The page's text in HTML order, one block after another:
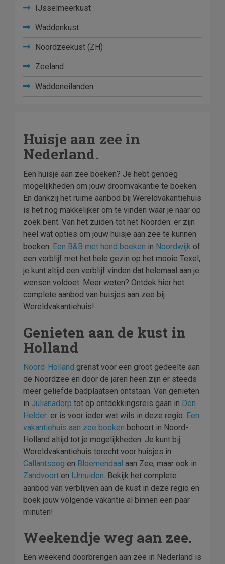
IJsselmeerkust
Waddenkust
Noordzeekust (ZH)
Zeeland
Waddeneilanden
Huisje aan zee in
Nederland.
Een huisje aan zee boeken? Je hebt genoeg
mogelijkheden om jouw droomvakantie te boeken.
En dankzij het ruime aanbod bij Wereldvakantiehuis
is het nog makkelijker om te vinden waar je naar op
zoek bent. Van het zuiden tot het Noorden: er zijn
heel wat opties om jouw huisje aan zee te kunnen
boeken. Een B&B met hond boeken in Noordwijk of
een verblijf met het hele gezin op het mooie Texel,
je kunt altijd een verblijf vinden dat helemaal aan je
wensen voldoet. Meer weten? Ontdek hier het
complete aanbod van huisjes aan zee bij
Wereldvakantiehuis!
Genieten aan de kust in
Holland
Noord-Holland grenst voor een groot gedeelte aan
de Noordzee en door de jaren heen zijn er steeds
meer geliefde badplaatsen ontstaan. Van genieten
in Julianadorp tot op ontdekkingsreis gaan in Den
Helder: er is voor ieder wat wils in deze regio. Een
vakantiehuis aan zee boeken behoort in Noord-
Holland altijd tot je mogelijkheden. Je kunt bij
Wereldvakantiehuis terecht voor huisjes in
Callantsoog en Bloemendaal aan Zee, maar ook in
Zandvoort en IJmuiden. Bekijk het complete
aanbod van verblijven aan de kust in deze regio en
boek jouw volgende vakantie al binnen een paar
minuten!
Weekendje weg aan zee.
Een weekend doorbrengen aan zee in Nederland is